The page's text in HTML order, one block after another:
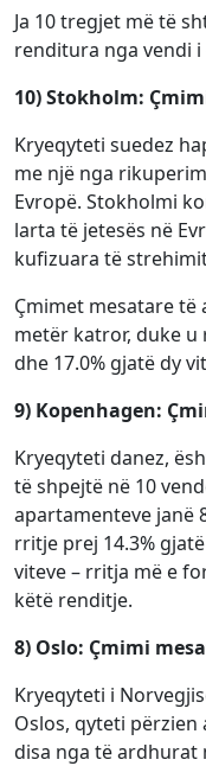
Ja 10 tregjet më të
renditura nga vendi
10) Stokholm:
Kryeqyteti suedez
me një nga
Evropë. Stokholmi
larta të jetesës në
kufizuara të
Çmimet mesatare të
metër katror, duke
dhe 17.0% gjatë dy
9) Kopenhagen:
Kryeqyteti danez,
të shpejtë në 10
apartamenteve janë
rritje prej 14.3%
viteve – rritja më e
këtë renditje.
8) Oslo: Çmimi
Kryeqyteti i
Oslos, qyteti
disa nga të ardhurat